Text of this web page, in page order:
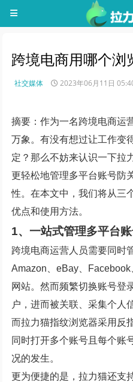
跨境电商用哪个浏
社交媒体 2023年06月11日
摘要：作为一名跨境电商运
万象。有没有想过让工作变
定？那么不妨来认识一下拉
更轻松地管理多平台账号防
性。在本文中，我们将从三
优点和使用方法。
1、一站式管理多平台
跨境电商运营人员需要同时
Amazon、eBay、
网站。然而频繁切换账号登
户，进而被关联、采集个人
而拉力猫指纹浏览器采用反
同时打开多个账号且每个账
况的发生。
更为便捷的是，拉力猫还支